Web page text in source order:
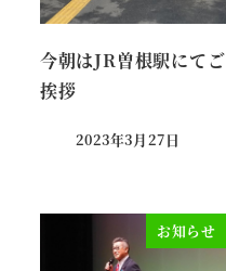
今朝はJR曽根駅にてご
挨拶
投稿日
2023年3月27日
お知らせ